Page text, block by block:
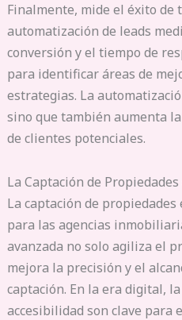
Finalmente, mide el éxito de
automatización de leads
conversión y el tiempo de
para identificar áreas de
estrategias. La
sino que también aumenta
de clientes potenciales.
La Captación de
La captación de
para las agencias
avanzada no solo agiliza el
mejora la precisión y el
captación. En la era digital,
accesibilidad son clave para